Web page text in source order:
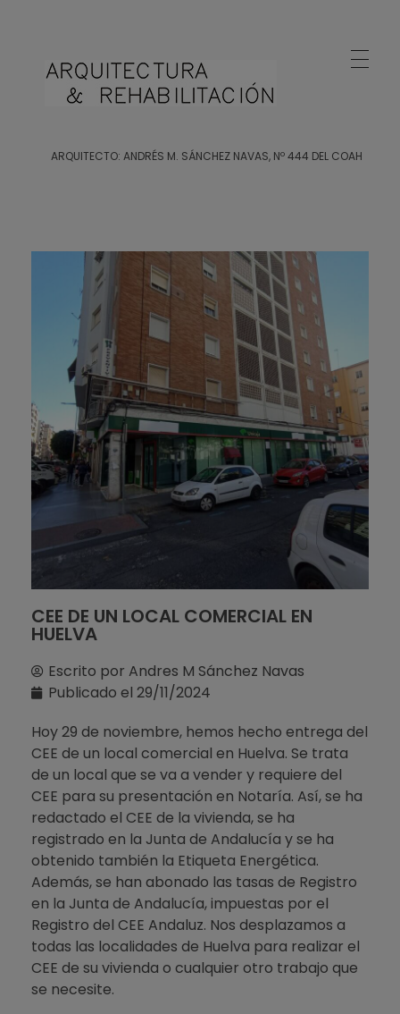
ARQUITECTO: ANDRÉS M. SÁNCHEZ NAVAS, Nº 444 DEL COAH
CEE DE UN LOCAL COMERCIAL EN
HUELVA
Escrito por Andres M Sánchez Navas
Publicado el 29/11/2024
Hoy 29 de noviembre, hemos hecho entrega del
CEE de un local comercial en Huelva. Se trata
de un local que se va a vender y requiere del
CEE para su presentación en Notaría. Así, se ha
redactado el CEE de la vivienda, se ha
registrado en la Junta de Andalucía y se ha
obtenido también la Etiqueta Energética.
Además, se han abonado las tasas de Registro
en la Junta de Andalucía, impuestas por el
Registro del CEE Andaluz. Nos desplazamos a
todas las localidades de Huelva para realizar el
CEE de su vivienda o cualquier otro trabajo que
se necesite.